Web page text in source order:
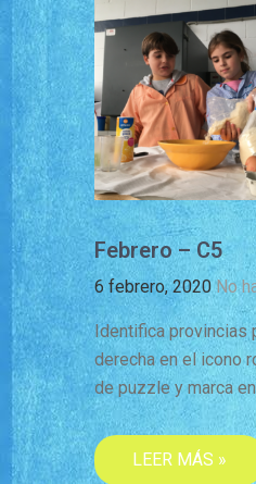
Febrero – C5
6 febrero, 2020 No
Identifica provincias
derecha en el icono
de puzzle y marca
LEER MÁS »